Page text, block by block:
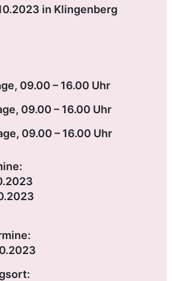
in Klingenberg
09.00 – 16.00 Uhr
09.00 – 16.00 Uhr
09.00 – 16.00 Uhr